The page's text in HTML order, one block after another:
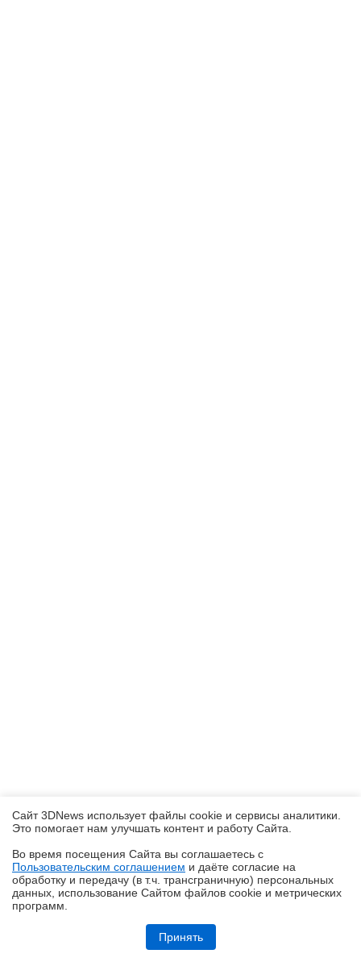
Обзор смартфона iQOO Z11: станция студенческая
Сайт 3DNews использует файлы cookie и сервисы аналитики.
Это помогает нам улучшать контент и работу Cайта.
Во время посещения Cайта вы соглашаетесь с
Пользовательским соглашением и даёте согласие на
обработку и передачу (в т.ч. трансграничную) персональных
данных, использование Cайтом файлов cookie и метрических
программ.
Принять